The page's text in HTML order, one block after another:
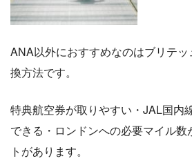
ANA以外におすすめなのはブリテ
換方法です。
特典航空券が取りやすい・JAL国内
できる・ロンドンへの必要マイル数
トがあります。